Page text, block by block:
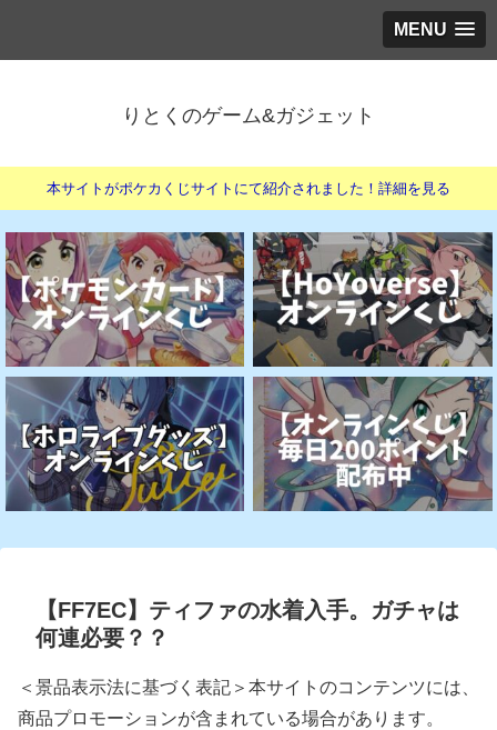
MENU
りとくのゲーム&ガジェット
本サイトがポケカくじサイトにて紹介されました！詳細を見る
【FF7EC】ティファの水着入手。ガチャは
何連必要？？
＜景品表示法に基づく表記＞本サイトのコンテンツには、
商品プロモーションが含まれている場合があります。